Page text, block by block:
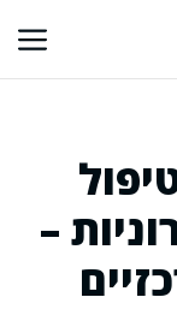
90 בטיפול
–